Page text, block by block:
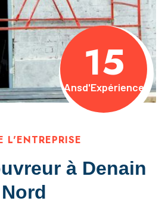
15
Ansd'Expérience
L'ENTREPRISE
à Denain